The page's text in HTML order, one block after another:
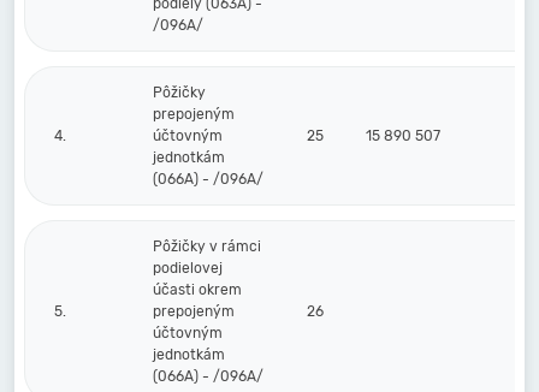
podiely (063A) -
/096A/
4.
Pôžičky
prepojeným
účtovným
jednotkám
(066A) - /096A/
25 15 890 507
5.
Pôžičky v rámci
podielovej
účasti okrem
prepojeným
účtovným
jednotkám
(066A) - /096A/
26